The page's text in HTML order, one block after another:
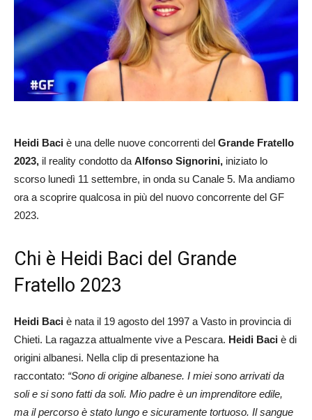
Heidi Baci è una delle nuove concorrenti del Grande Fratello
2023, il reality condotto da Alfonso Signorini, iniziato lo
scorso lunedì 11 settembre, in onda su Canale 5. Ma andiamo
ora a scoprire qualcosa in più del nuovo concorrente del GF
2023.
Chi è Heidi Baci del Grande
Fratello 2023
Heidi Baci è nata il 19 agosto del 1997 a Vasto in provincia di
Chieti. La ragazza attualmente vive a Pescara. Heidi Baci è di
origini albanesi. Nella clip di presentazione ha
raccontato: “Sono di origine albanese. I miei sono arrivati da
soli e si sono fatti da soli. Mio padre è un imprenditore edile,
ma il percorso è stato lungo e sicuramente tortuoso. Il sangue